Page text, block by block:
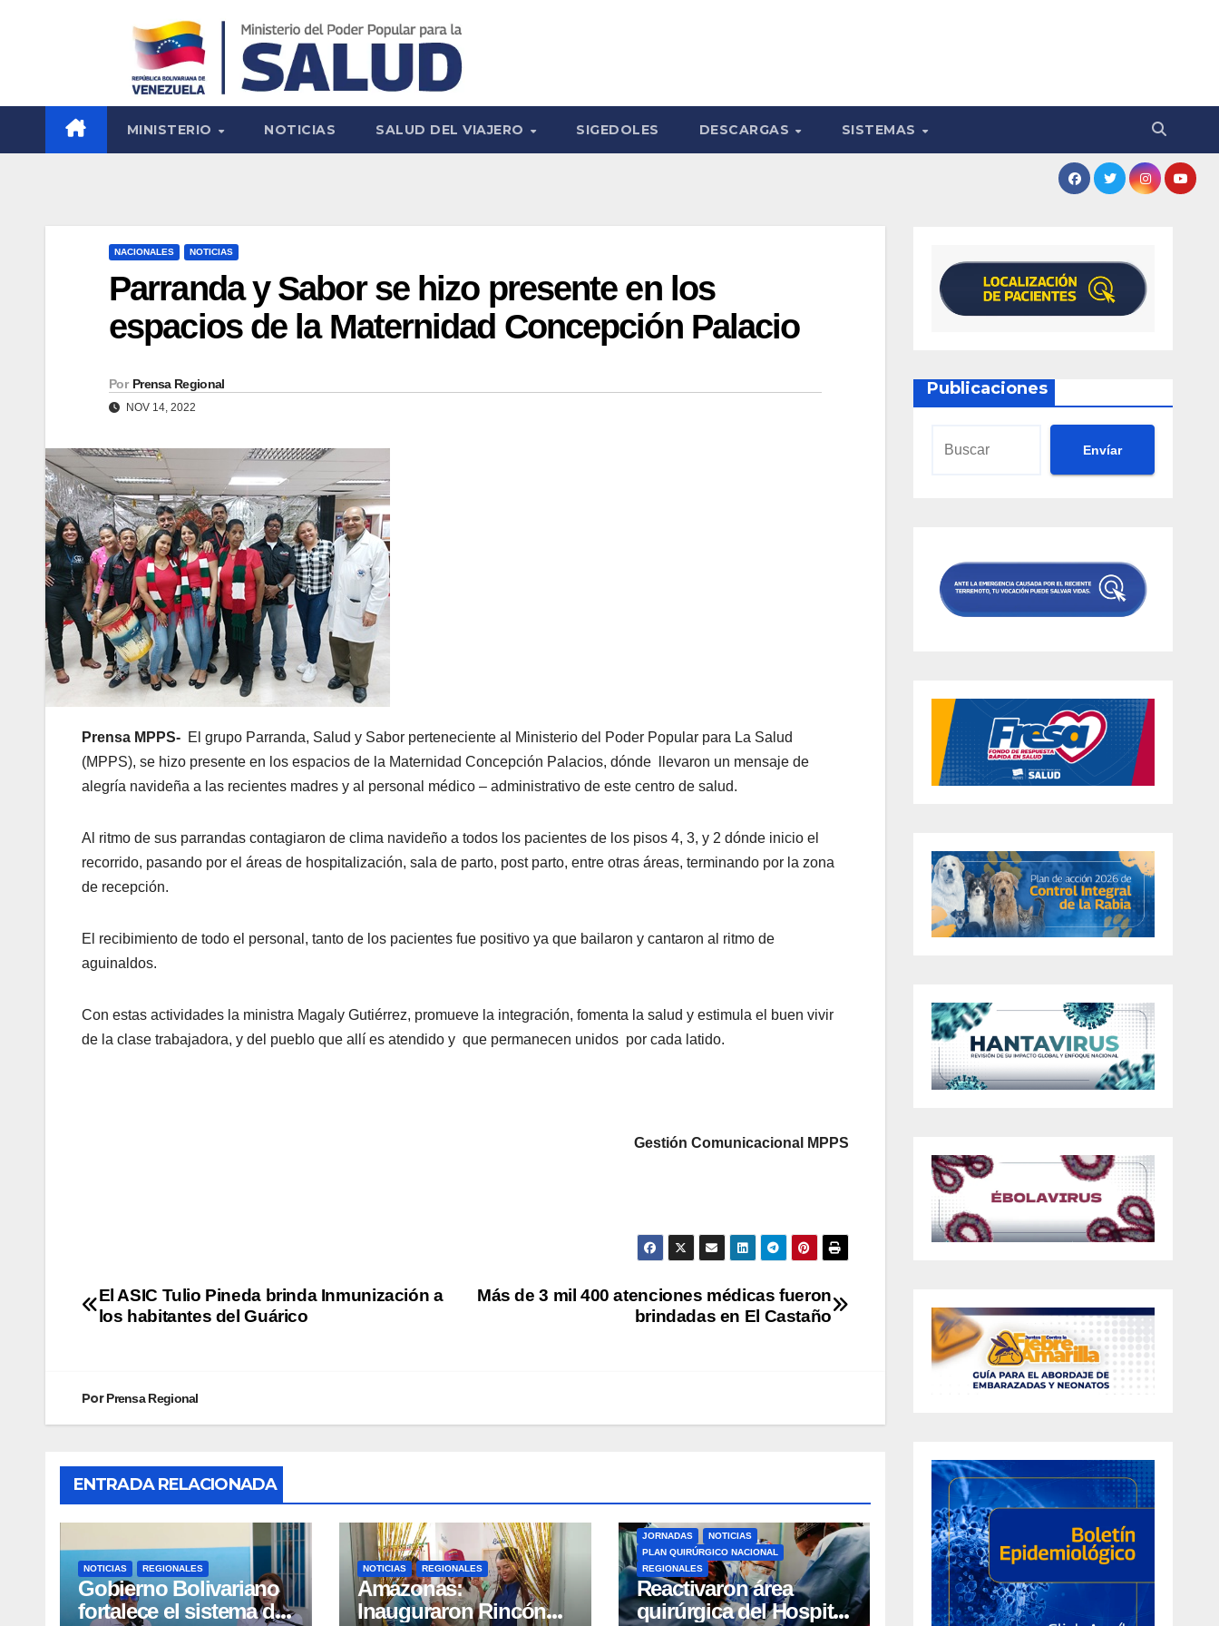
MINISTERIO NOTICIAS SALUD DEL VIAJERO SIGEDOLES DESCARGAS SISTEMAS
NACIONALES NOTICIAS
Parranda y Sabor se hizo presente en los
espacios de la Maternidad Concepción Palacio
Por Prensa Regional
NOV 14, 2022
Prensa MPPS- El grupo Parranda, Salud y Sabor perteneciente al Ministerio del Poder Popular para La Salud
(MPPS), se hizo presente en los espacios de la Maternidad Concepción Palacios, dónde llevaron un mensaje de
alegría navideña a las recientes madres y al personal médico – administrativo de este centro de salud.
Al ritmo de sus parrandas contagiaron de clima navideño a todos los pacientes de los pisos 4, 3, y 2 dónde inicio el
recorrido, pasando por el áreas de hospitalización, sala de parto, post parto, entre otras áreas, terminando por la zona
de recepción.
El recibimiento de todo el personal, tanto de los pacientes fue positivo ya que bailaron y cantaron al ritmo de
aguinaldos.
Con estas actividades la ministra Magaly Gutiérrez, promueve la integración, fomenta la salud y estimula el buen vivir
de la clase trabajadora, y del pueblo que allí es atendido y que permanecen unidos por cada latido.
Gestión Comunicacional MPPS
Más de 3 mil 400 atenciones médicas fueron
brindadas en El Castaño
El ASIC Tulio Pineda brinda Inmunización a
los habitantes del Guárico
PorPrensa Regional
ENTRADA RELACIONADA
NOTICIAS REGIONALES
Gobierno Bolivariano
fortalece el sistema de
NOTICIAS REGIONALES
​Amazonas:
Inauguraron Rincón
JORNADAS
NOTICIAS
PLAN QUIRÚRGICO NACIONAL
REGIONALES
Reactivaron área
quirúrgica del Hospital
Publicaciones
Envíar